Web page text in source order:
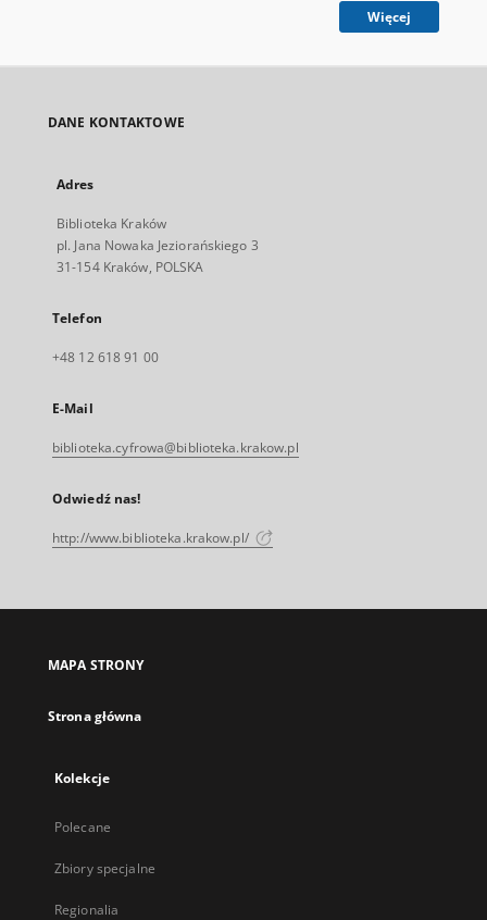
Więcej
DANE KONTAKTOWE
Adres
Biblioteka Kraków
pl. Jana Nowaka Jeziorańskiego 3
31-154 Kraków, POLSKA
Telefon
+48 12 618 91 00
E-Mail
biblioteka.cyfrowa@biblioteka.krakow.pl
Odwiedź nas!
http://www.biblioteka.krakow.pl/
MAPA STRONY
Strona główna
Kolekcje
Polecane
Zbiory specjalne
Regionalia